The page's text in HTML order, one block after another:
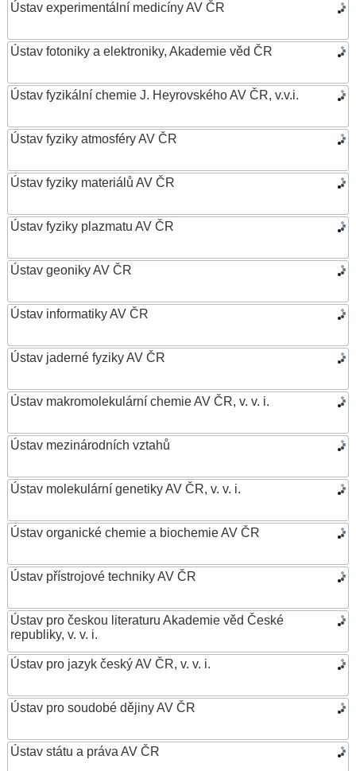
Ústav experimentální medicíny AV ČR
Ústav fotoniky a elektroniky, Akademie věd ČR
Ústav fyzikální chemie J. Heyrovského AV ČR, v.v.i.
Ústav fyziky atmosféry AV ČR
Ústav fyziky materiálů AV ČR
Ústav fyziky plazmatu AV ČR
Ústav geoniky AV ČR
Ústav informatiky AV ČR
Ústav jaderné fyziky AV ČR
Ústav makromolekulární chemie AV ČR, v. v. i.
Ústav mezinárodních vztahů
Ústav molekulární genetiky AV ČR, v. v. i.
Ústav organické chemie a biochemie AV ČR
Ústav přístrojové techniky AV ČR
Ústav pro českou literaturu Akademie věd České
republiky, v. v. i.
Ústav pro jazyk český AV ČR, v. v. i.
Ústav pro soudobé dějiny AV ČR
Ústav státu a práva AV ČR